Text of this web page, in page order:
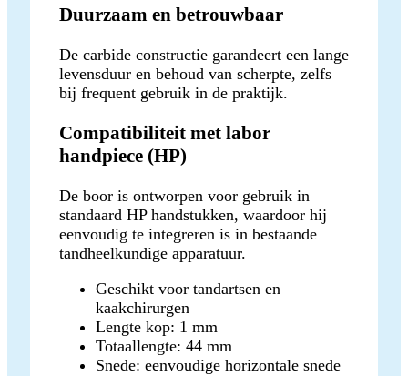
Duurzaam en betrouwbaar
De carbide constructie garandeert een lange
levensduur en behoud van scherpte, zelfs
bij frequent gebruik in de praktijk.
Compatibiliteit met labor
handpiece (HP)
De boor is ontworpen voor gebruik in
standaard HP handstukken, waardoor hij
eenvoudig te integreren is in bestaande
tandheelkundige apparatuur.
Geschikt voor tandartsen en
kaakchirurgen
Lengte kop: 1 mm
Totaallengte: 44 mm
Snede: eenvoudige horizontale snede